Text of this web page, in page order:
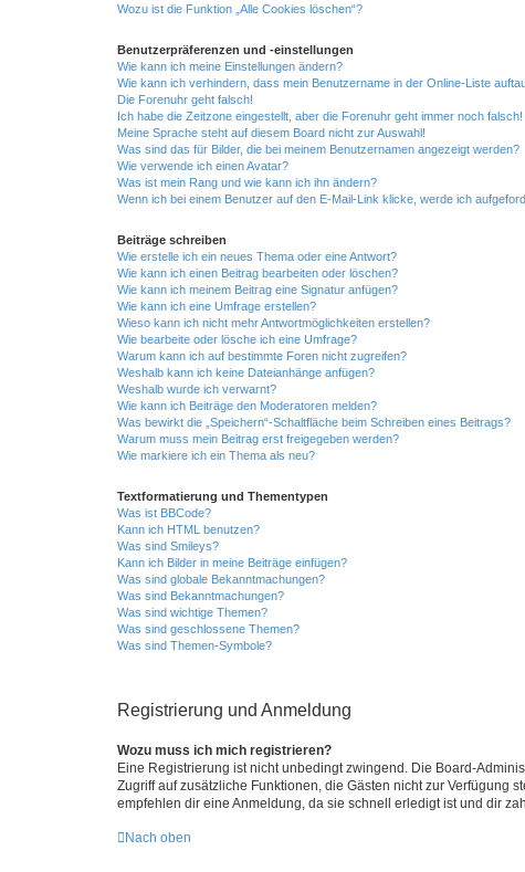
Wozu ist die Funktion „Alle Cookies löschen“?
Benutzerpräferenzen und -einstellungen
Wie kann ich meine Einstellungen ändern?
Wie kann ich verhindern, dass mein Benutzername in der Online-Liste
Die Forenuhr geht falsch!
Ich habe die Zeitzone eingestellt, aber die Forenuhr geht immer noch falsch!
Meine Sprache steht auf diesem Board nicht zur Auswahl!
Was sind das für Bilder, die bei meinem Benutzernamen angezeigt werden?
Wie verwende ich einen Avatar?
Was ist mein Rang und wie kann ich ihn ändern?
Wenn ich bei einem Benutzer auf den E-Mail-Link klicke, werde ich
Beiträge schreiben
Wie erstelle ich ein neues Thema oder eine Antwort?
Wie kann ich einen Beitrag bearbeiten oder löschen?
Wie kann ich meinem Beitrag eine Signatur anfügen?
Wie kann ich eine Umfrage erstellen?
Wieso kann ich nicht mehr Antwortmöglichkeiten erstellen?
Wie bearbeite oder lösche ich eine Umfrage?
Warum kann ich auf bestimmte Foren nicht zugreifen?
Weshalb kann ich keine Dateianhänge anfügen?
Weshalb wurde ich verwarnt?
Wie kann ich Beiträge den Moderatoren melden?
Was bewirkt die „Speichern“-Schaltfläche beim Schreiben eines Beitrags?
Warum muss mein Beitrag erst freigegeben werden?
Wie markiere ich ein Thema als neu?
Textformatierung und Thementypen
Was ist BBCode?
Kann ich HTML benutzen?
Was sind Smileys?
Kann ich Bilder in meine Beiträge einfügen?
Was sind globale Bekanntmachungen?
Was sind Bekanntmachungen?
Was sind wichtige Themen?
Was sind geschlossene Themen?
Was sind Themen-Symbole?
Registrierung und Anmeldung
Wozu muss ich mich registrieren?
Eine Registrierung ist nicht unbedingt zwingend. Die Board-
Zugriff auf zusätzliche Funktionen, die Gästen nicht zur Verfügung
empfehlen dir eine Anmeldung, da sie schnell erledigt ist und dir
Nach oben